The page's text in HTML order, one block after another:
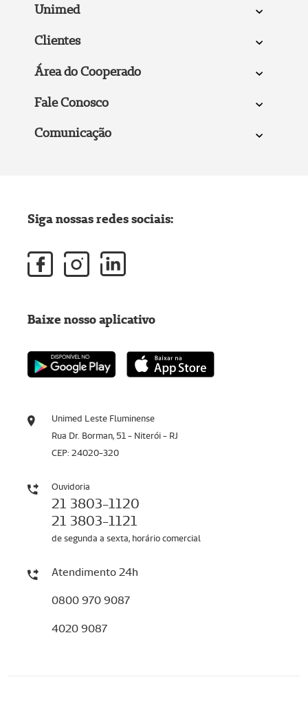
Unimed
Clientes
Área do Cooperado
Fale Conosco
Comunicação
Unimed Leste Fluminense
Rua Dr. Borman, 51 - Niterói - RJ
CEP: 24020-320
Ouvidoria
21 3803-1120
21 3803-1121
de segunda a sexta, horário comercial
Atendimento 24h
0800 970 9087
4020 9087
Siga nossas redes sociais:
Baixe nosso aplicativo